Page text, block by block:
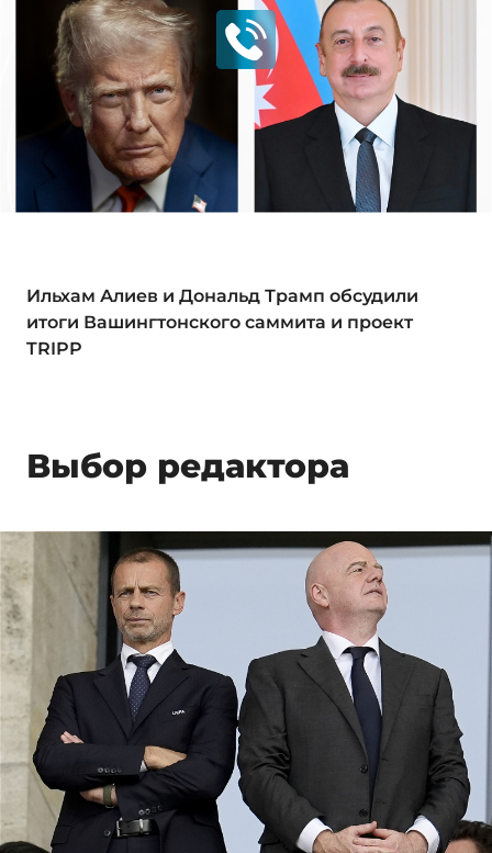
Ильхам Алиев и Дональд Трамп обсудили
итоги Вашингтонского саммита и проект
TRIPP
Выбор редактора